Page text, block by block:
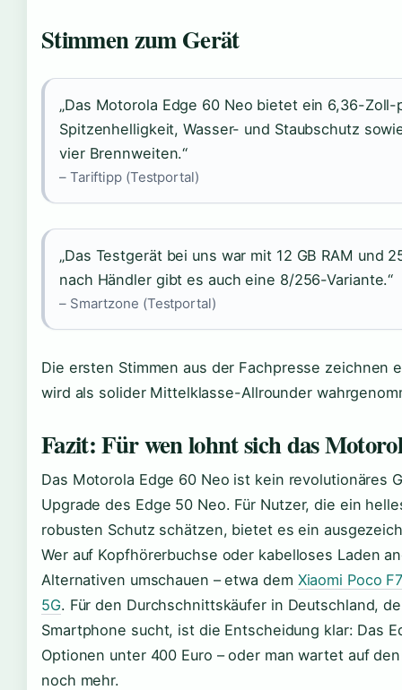
Stimmen zum Gerät
„Das Motorola Edge 60 Neo bietet ein 6,36-
Spitzenhelligkeit, Wasser- und Staubschutz
vier Brennweiten.“
– Tariftipp (Testportal)
„Das Testgerät bei uns war mit 12 GB RAM und
nach Händler gibt es auch eine 8/256-Variante.“
– Smartzone (Testportal)
Die ersten Stimmen aus der Fachpresse zeichnen
wird als solider Mittelklasse-Allrounder
Fazit: Für wen lohnt sich das
Das Motorola Edge 60 Neo ist kein revolutionäres
Upgrade des Edge 50 Neo. Für Nutzer, die ein
robusten Schutz schätzen, bietet es ein
Wer auf Kopfhörerbuchse oder kabelloses Laden
Alternativen umschauen – etwa dem Xiaomi Poco
5G. Für den Durchschnittskäufer in Deutschland,
Smartphone sucht, ist die Entscheidung klar: Das
Optionen unter 400 Euro – oder man wartet auf
noch mehr.